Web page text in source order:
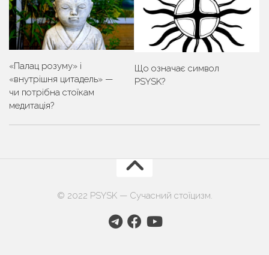
«Палац розуму» і
«внутрішня цитадель» —
чи потрібна стоїкам
медитація?
Що означає символ
PSYSK?
© 2022 PSYSK — Сучасний стоїцизм.